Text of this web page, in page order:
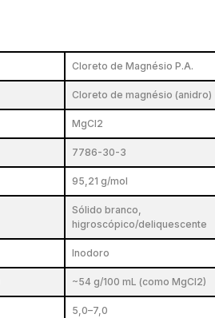
Cloreto de Magnésio P.A.
Cloreto de magnésio (anidro)
MgCl2
7786-30-3
95,21 g/mol
Sólido branco,
higroscópico/deliquescente
Inodoro
~54 g/100 mL (como MgCl2)
5,0–7,0